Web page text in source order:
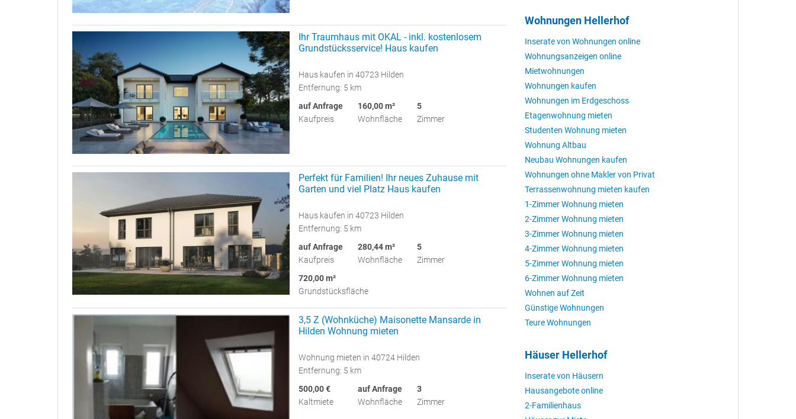
Ihr Traumhaus mit OKAL - inkl. kostenlosem
Grundstücksservice! Haus kaufen
Haus kaufen in 40723 Hilden
Entfernung: 5 km
auf Anfrage
Kaufpreis
160,00 m²
Wohnfläche
5
Zimmer
Perfekt für Familien! Ihr neues Zuhause mit
Garten und viel Platz Haus kaufen
Haus kaufen in 40723 Hilden
Entfernung: 5 km
auf Anfrage
Kaufpreis
280,44 m²
Wohnfläche
5
Zimmer
720,00 m²
Grundstücksfläche
3,5 Z (Wohnküche) Maisonette Mansarde in
Hilden Wohnung mieten
Wohnung mieten in 40724 Hilden
Entfernung: 5 km
500,00 €
Kaltmiete
auf Anfrage
Wohnfläche
3
Zimmer
Wohnungen Hellerhof
Inserate von Wohnungen online
Wohnungsanzeigen online
Mietwohnungen
Wohnungen kaufen
Wohnungen im Erdgeschoss
Etagenwohnung mieten
Studenten Wohnung mieten
Wohnung Altbau
Neubau Wohnungen kaufen
Wohnungen ohne Makler von Privat
Terrassenwohnung mieten kaufen
1-Zimmer Wohnung mieten
2-Zimmer Wohnung mieten
3-Zimmer Wohnung mieten
4-Zimmer Wohnung mieten
5-Zimmer Wohnung mieten
6-Zimmer Wohnung mieten
Wohnen auf Zeit
Günstige Wohnungen
Teure Wohnungen
Häuser Hellerhof
Inserate von Häusern
Hausangebote online
2-Familienhaus